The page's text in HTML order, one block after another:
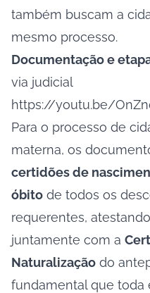
também buscam a
mesmo processo.
Documentação e
via judicial
https://youtu.be/
Para o processo de
materna, os
certidões de
óbito de todos os
requerentes,
juntamente com a
Naturalização do
fundamental que toda